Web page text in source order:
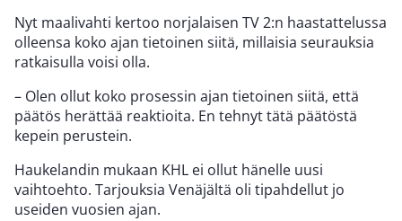
Nyt maalivahti kertoo norjalaisen TV 2:n haastattelussa
olleensa koko ajan tietoinen siitä, millaisia seurauksia
ratkaisulla voisi olla.
– Olen ollut koko prosessin ajan tietoinen siitä, että
päätös herättää reaktioita. En tehnyt tätä päätöstä
kepein perustein.
Haukelandin mukaan KHL ei ollut hänelle uusi
vaihtoehto. Tarjouksia Venäjältä oli tipahdellut jo
useiden vuosien ajan.